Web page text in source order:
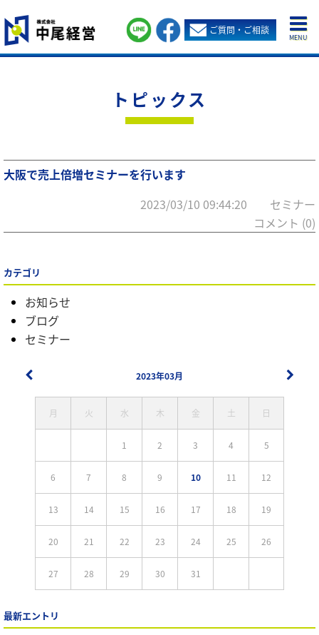
ご質問・ご相談
トピックス
大阪で売上倍増セミナーを行います
2023/03/10 09:44:20 セミナー
コメント (0)
カテゴリ
お知らせ
ブログ
セミナー
2023年03月
月 火 水 木 金 土 日
1 2 3 4 5
6 7 8 9 10 11 12
13 14 15 16 17 18 19
20 21 22 23 24 25 26
27 28 29 30 31
最新エントリ
MENU